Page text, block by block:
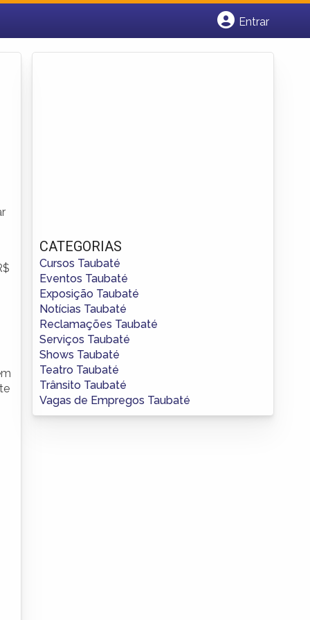
Entrar
CATEGORIAS
Cursos Taubaté
Eventos Taubaté
Exposição Taubaté
Notícias Taubaté
Reclamações Taubaté
Serviços Taubaté
Shows Taubaté
Teatro Taubaté
Trânsito Taubaté
Vagas de Empregos Taubaté